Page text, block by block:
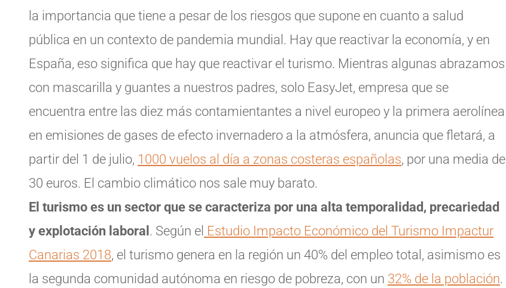
la importancia que tiene a pesar de los riesgos que supone en cuanto a salud
pública en un contexto de pandemia mundial. Hay que reactivar la economía, y en
España, eso significa que hay que reactivar el turismo. Mientras algunas abrazamos
con mascarilla y guantes a nuestros padres, solo EasyJet, empresa que se
encuentra entre las diez más contamientantes a nivel europeo y la primera aerolínea
en emisiones de gases de efecto invernadero a la atmósfera, anuncia que fletará, a
partir del 1 de julio, 1000 vuelos al día a zonas costeras españolas, por una media de
30 euros. El cambio climático nos sale muy barato.
El turismo es un sector que se caracteriza por una alta temporalidad, precariedad
y explotación laboral . Según el Estudio Impacto Económico del Turismo Impactur
Canarias 2018, el turismo genera en la región un 40% del empleo total, asimismo es
la segunda comunidad autónoma en riesgo de pobreza, con un 32% de la población.